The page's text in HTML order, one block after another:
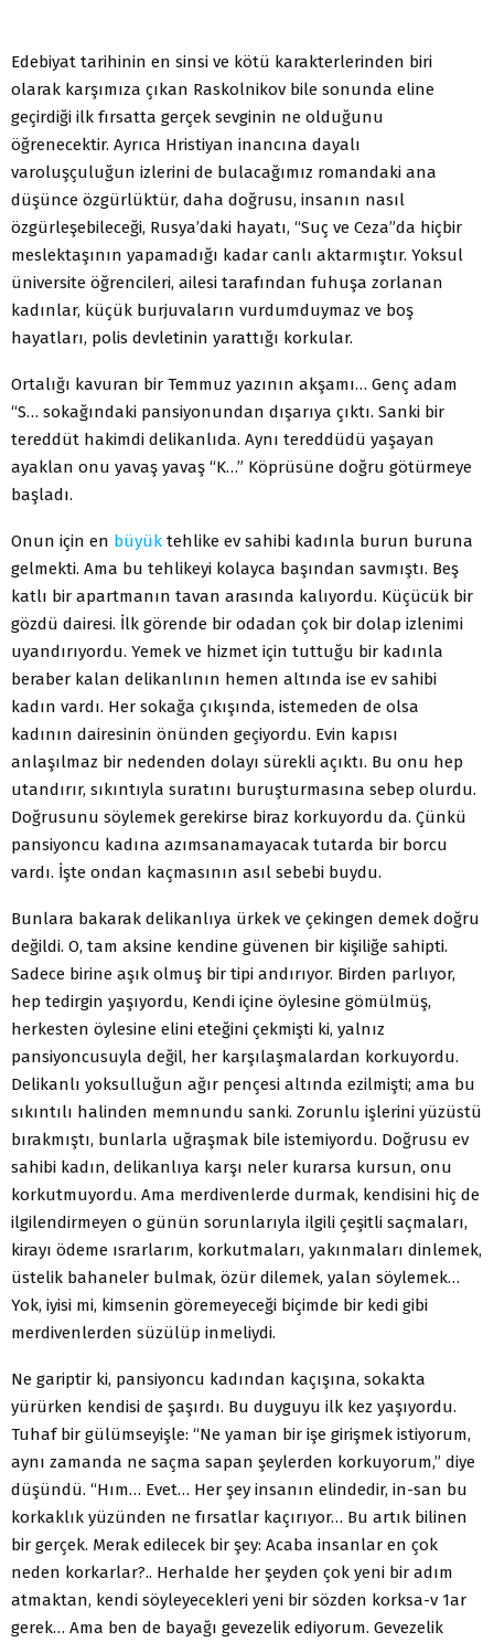
Edebiyat tarihinin en sinsi ve kötü karakterlerinden biri
olarak karşımıza çıkan Raskolnikov bile sonunda eline
geçirdiği ilk fırsatta gerçek sevginin ne olduğunu
öğrenecektir. Ayrıca Hristiyan inancına dayalı
varoluşçuluğun izlerini de bulacağımız romandaki ana
düşünce özgürlüktür, daha doğrusu, insanın nasıl
özgürleşebileceği, Rusya’daki hayatı, “Suç ve Ceza”da hiçbir
meslektaşının yapamadığı kadar canlı aktarmıştır. Yoksul
üniversite öğrencileri, ailesi tarafından fuhuşa zorlanan
kadınlar, küçük burjuvaların vurdumduymaz ve boş
hayatları, polis devletinin yarattığı korkular.
Ortalığı kavuran bir Temmuz yazının akşamı… Genç adam
“S… sokağındaki pansiyonundan dışarıya çıktı. Sanki bir
tereddüt hakimdi delikanlıda. Aynı tereddüdü yaşayan
ayaklan onu yavaş yavaş “K…” Köprüsüne doğru götürmeye
başladı.
Onun için en büyük tehlike ev sahibi kadınla burun buruna
gelmekti. Ama bu tehlikeyi kolayca başından savmıştı. Beş
katlı bir apartmanın tavan arasında kalıyordu. Küçücük bir
gözdü dairesi. İlk görende bir odadan çok bir dolap izlenimi
uyandırıyordu. Yemek ve hizmet için tuttuğu bir kadınla
beraber kalan delikanlının hemen altında ise ev sahibi
kadın vardı. Her sokağa çıkışında, istemeden de olsa
kadının dairesinin önünden geçiyordu. Evin kapısı
anlaşılmaz bir nedenden dolayı sürekli açıktı. Bu onu hep
utandırır, sıkıntıyla suratını buruşturmasına sebep olurdu.
Doğrusunu söylemek gerekirse biraz korkuyordu da. Çünkü
pansiyoncu kadına azımsanamayacak tutarda bir borcu
vardı. İşte ondan kaçmasının asıl sebebi buydu.
Bunlara bakarak delikanlıya ürkek ve çekingen demek doğru
değildi. O, tam aksine kendine güvenen bir kişiliğe sahipti.
Sadece birine aşık olmuş bir tipi andırıyor. Birden parlıyor,
hep tedirgin yaşıyordu, Kendi içine öylesine gömülmüş,
herkesten öylesine elini eteğini çekmişti ki, yalnız
pansiyoncusuyla değil, her karşılaşmalardan korkuyordu.
Delikanlı yoksulluğun ağır pençesi altında ezilmişti; ama bu
sıkıntılı halinden memnundu sanki. Zorunlu işlerini yüzüstü
bırakmıştı, bunlarla uğraşmak bile istemiyordu. Doğrusu ev
sahibi kadın, delikanlıya karşı neler kurarsa kursun, onu
korkutmuyordu. Ama merdivenlerde durmak, kendisini hiç de
ilgilendirmeyen o günün sorunlarıyla ilgili çeşitli saçmaları,
kirayı ödeme ısrarlarım, korkutmaları, yakınmaları dinlemek,
üstelik bahaneler bulmak, özür dilemek, yalan söylemek…
Yok, iyisi mi, kimsenin göremeyeceği biçimde bir kedi gibi
merdivenlerden süzülüp inmeliydi.
Ne gariptir ki, pansiyoncu kadından kaçışına, sokakta
yürürken kendisi de şaşırdı. Bu duyguyu ilk kez yaşıyordu.
Tuhaf bir gülümseyişle: “Ne yaman bir işe girişmek istiyorum,
aynı zamanda ne saçma sapan şeylerden korkuyorum,” diye
düşündü. “Hım… Evet… Her şey insanın elindedir, in-san bu
korkaklık yüzünden ne fırsatlar kaçırıyor… Bu artık bilinen
bir gerçek. Merak edilecek bir şey: Acaba insanlar en çok
neden korkarlar?.. Herhalde her şeyden çok yeni bir adım
atmaktan, kendi söyleyecekleri yeni bir sözden korksa-v 1ar
gerek… Ama ben de bayağı gevezelik ediyorum. Gevezelik